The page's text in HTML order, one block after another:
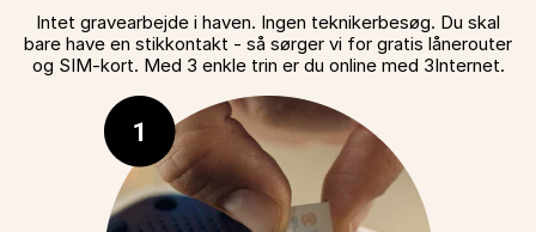
Intet gravearbejde i haven. Ingen teknikerbesøg. Du skal
bare have en stikkontakt - så sørger vi for gratis lånerouter
og SIM-kort. Med 3 enkle trin er du online med 3Internet.